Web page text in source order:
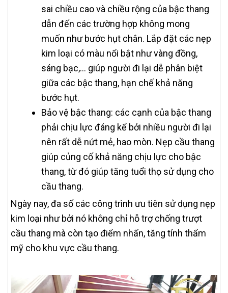
sai chiều cao và chiều rộng của bậc thang
dẫn đến các trường hợp không mong
muốn như bước hụt chân. Lắp đặt các nẹp
kim loại có màu nổi bật như vàng đồng,
sáng bạc,… giúp người đi lại dễ phân biệt
giữa các bậc thang, hạn chế khả năng
bước hụt.
Bảo vệ bậc thang: các cạnh của bậc thang
phải chịu lực đáng kể bởi nhiều người đi lại
nên rất dễ nứt mẻ, hao mòn. Nẹp cầu thang
giúp củng cố khả năng chịu lực cho bậc
thang, từ đó giúp tăng tuổi thọ sử dụng cho
cầu thang.
Ngày nay, đa số các công trình ưu tiên sử dụng nẹp
kim loại như bởi nó không chỉ hỗ trợ chống trượt
cầu thang mà còn tạo điểm nhấn, tăng tính thẩm
mỹ cho khu vực cầu thang.